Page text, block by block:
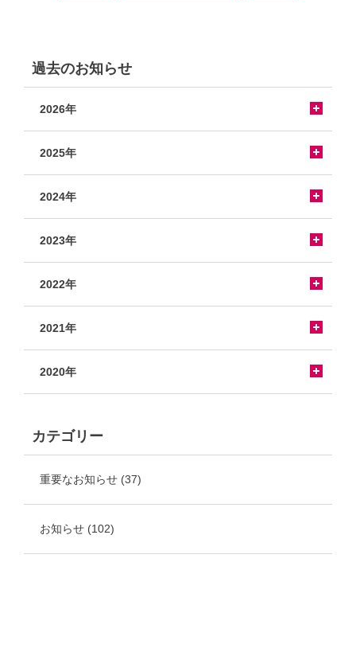
過去のお知らせ
2026年
2025年
2024年
2023年
2022年
2021年
2020年
カテゴリー
重要なお知らせ (37)
お知らせ (102)